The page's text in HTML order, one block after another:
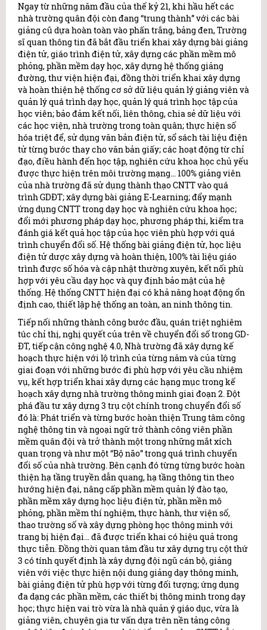
Ngay từ những năm đầu của thế kỷ 21, khi hầu hết các
nhà trường quân đội còn đang “trung thành” với các bài
giảng cũ dựa hoàn toàn vào phấn trắng, bảng đen, Trường
sĩ quan thông tin đã bắt đầu triển khai xây dựng bài giảng
điện tử, giáo trình điện tử, xây dựng các phần mềm mô
phỏng, phần mềm dạy học, xây dựng hệ thống giảng
đường, thư viện hiện đại, đồng thời triển khai xây dựng
và hoàn thiện hệ thống cơ sở dữ liệu quản lý giảng viên và
quản lý quá trình dạy học, quản lý quá trình học tập của
học viên; bảo đảm kết nối, liên thông, chia sẻ dữ liệu với
các học viện, nhà trường trong toàn quân; thực hiện số
hóa triệt để, sử dụng văn bản điện tử, sổ sách tài liệu điện
tử từng bước thay cho văn bản giấy; các hoạt động từ chỉ
đạo, điều hành đến học tập, nghiên cứu khoa học chủ yếu
được thực hiện trên môi trường mạng… 100% giảng viên
của nhà trường đã sử dụng thành thạo CNTT vào quá
trình GDĐT; xây dựng bài giảng E-Learning; đẩy mạnh
ứng dụng CNTT trong dạy học và nghiên cứu khoa học;
đổi mới phương pháp dạy học, phương pháp thi, kiểm tra
đánh giá kết quả học tập của học viên phù hợp với quá
trình chuyển đổi số. Hệ thống bài giảng điện tử, học liệu
điện tử dược xây dựng và hoàn thiện, 100% tài liệu giáo
trình được số hóa và cập nhật thường xuyên, kết nối phù
hợp với yêu cầu dạy học và quy định bảo mật của hệ
thống. Hệ thống CNTT hiện đại có khả năng hoạt động ổn
định cao, thiết lập hệ thống an toàn, an ninh thông tin.
Tiếp nối những thành công bước đầu, quán triệt nghiêm
túc chỉ thị, nghị quyết của trên về chuyển đổi số trong GD-
ĐT, tiếp cận công nghệ 4.0, Nhà trường đã xây dựng kế
hoạch thực hiện với lộ trình của từng năm và của từng
giai đoạn với những bước đi phù hợp với yêu cầu nhiệm
vụ, kết hợp triển khai xây dựng các hạng mục trong kế
hoạch xây dựng nhà trường thông minh giai đoạn 2. Đột
phá đầu tư xây dựng 3 trụ cột chính trong chuyển đổi số
đó là: Phát triển và từng bước hoàn thiện Trung tâm công
nghệ thông tin và ngoại ngữ trở thành công viên phần
mềm quân đội và trở thành một trong những mắt xích
quan trọng và như một “Bộ não” trong quá trình chuyển
đổi số của nhà trường. Bên cạnh đó từng từng bước hoàn
thiện hạ tầng truyền dẫn quang, hạ tầng thông tin theo
hướng hiện đại, nâng cấp phần mềm quản lý đào tạo,
phần mềm xây dựng học liệu điện tử, phần mền mô
phỏng, phần mềm thí nghiệm, thực hành, thư viện số,
thao trường số và xây dựng phòng học thông minh với
trang bị hiện đại… đã được triển khai có hiệu quả trong
thực tiễn. Đồng thời quan tâm đầu tư xây dựng trụ cột thứ
3 có tính quyết định là xây dựng đội ngũ cán bộ, giảng
viên với việc thực hiện nội dung giảng dạy thông minh,
bài giảng điện tử phù hợp với từng đối tượng; ứng dụng
đa dạng các phần mềm, các thiết bị thông minh trong dạy
học; thực hiện vai trò vừa là nhà quản ý giáo dục, vừa là
giảng viên, chuyên gia tư vấn dựa trên nền tảng công